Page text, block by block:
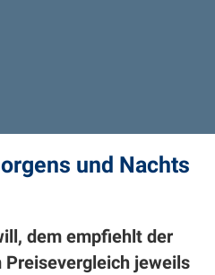
und Nachts
dem empfiehlt der
Preisevergleich jeweils